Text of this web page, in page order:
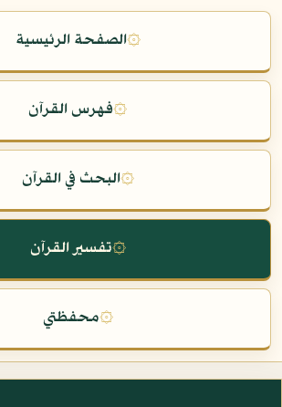
۞الصفحة الرئيسية
۞فهرس القرآن
۞البحث في القرآن
۞تفسير القرآن
۞محفظتي